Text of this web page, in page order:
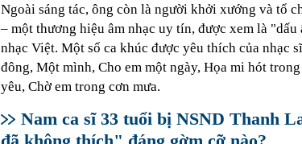
Ngoài sáng tác, ông còn là người khởi xướng và tổ
– một thương hiệu âm nhạc uy tín, được xem là
nhạc Việt. Một số ca khúc được yêu thích của nhạc
đông, Một mình, Cho em một ngày, Họa mi hót
yêu, Chờ em trong cơn mưa.
Nam ca sĩ 33 tuổi bị NSND Thanh